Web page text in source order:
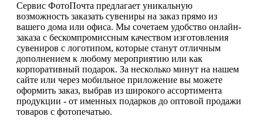
Сервис ФотоПочта предлагает уникальную
возможность заказать сувениры на заказ прямо из
вашего дома или офиса. Мы сочетаем удобство онлайн-
заказа с бескомпромиссным качеством изготовления
сувениров с логотипом, которые станут отличным
дополнением к любому мероприятию или как
корпоративный подарок. За несколько минут на нашем
сайте или через мобильное приложение вы можете
оформить заказ, выбрав из широкого ассортимента
продукции - от именных подарков до оптовой продажи
товаров с фотопечатью.